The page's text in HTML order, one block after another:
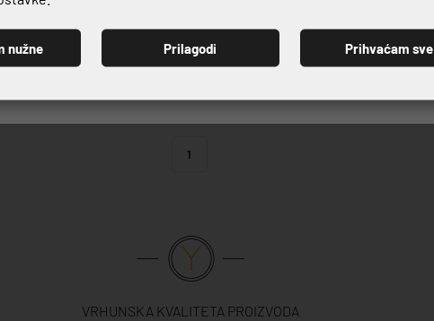
600,93 €
1
VRHUNSKA KVALITETA PROIZVODA
PRIJAVI SE
nužne Prilagodi Prihvaćam sve